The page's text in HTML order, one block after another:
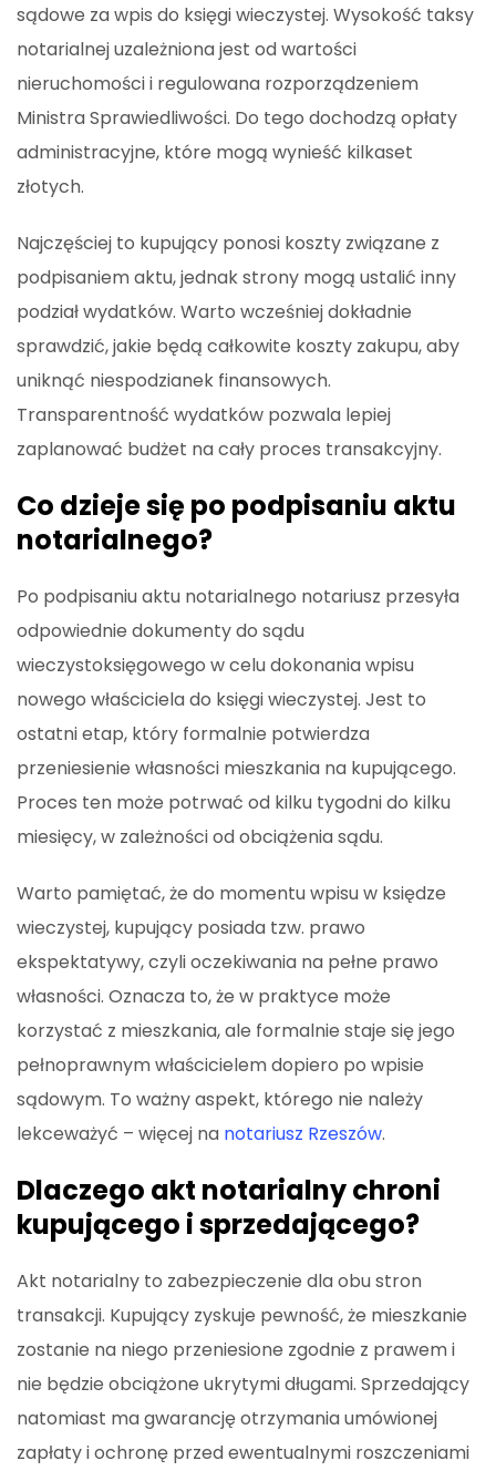
sądowe za wpis do księgi wieczystej. Wysokość taksy
notarialnej uzależniona jest od wartości
nieruchomości i regulowana rozporządzeniem
Ministra Sprawiedliwości. Do tego dochodzą opłaty
administracyjne, które mogą wynieść kilkaset
złotych.
Najczęściej to kupujący ponosi koszty związane z
podpisaniem aktu, jednak strony mogą ustalić inny
podział wydatków. Warto wcześniej dokładnie
sprawdzić, jakie będą całkowite koszty zakupu, aby
uniknąć niespodzianek finansowych.
Transparentność wydatków pozwala lepiej
zaplanować budżet na cały proces transakcyjny.
Co dzieje się po podpisaniu aktu
notarialnego?
Po podpisaniu aktu notarialnego notariusz przesyła
odpowiednie dokumenty do sądu
wieczystoksięgowego w celu dokonania wpisu
nowego właściciela do księgi wieczystej. Jest to
ostatni etap, który formalnie potwierdza
przeniesienie własności mieszkania na kupującego.
Proces ten może potrwać od kilku tygodni do kilku
miesięcy, w zależności od obciążenia sądu.
Warto pamiętać, że do momentu wpisu w księdze
wieczystej, kupujący posiada tzw. prawo
ekspektatywy, czyli oczekiwania na pełne prawo
własności. Oznacza to, że w praktyce może
korzystać z mieszkania, ale formalnie staje się jego
pełnoprawnym właścicielem dopiero po wpisie
sądowym. To ważny aspekt, którego nie należy
lekceważyć – więcej na notariusz Rzeszów.
Dlaczego akt notarialny chroni
kupującego i sprzedającego?
Akt notarialny to zabezpieczenie dla obu stron
transakcji. Kupujący zyskuje pewność, że mieszkanie
zostanie na niego przeniesione zgodnie z prawem i
nie będzie obciążone ukrytymi długami. Sprzedający
natomiast ma gwarancję otrzymania umówionej
zapłaty i ochronę przed ewentualnymi roszczeniami